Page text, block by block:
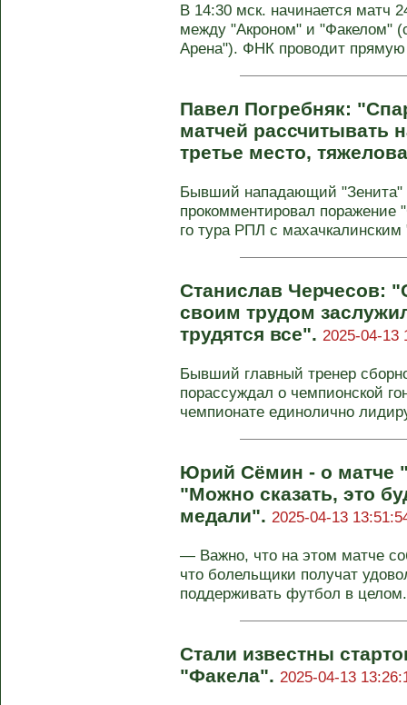
В 14:30 мск. начинается матч
между "Акроном" и "Факелом"
Арена"). ФНК проводит
Павел Погребняк:
матчей рассчитывать
третье место,
Бывший нападающий "Зенита"
прокомментировал
го тура РПЛ с
Станислав Черчесов:
своим трудом
трудятся все". 2025-04-13
Бывший главный тренер
порассуждал о чемпионской
чемпионате единолично
Юрий Сёмин - о матче
"Можно сказать, это
медали". 2025-04-13
— Важно, что на этом матче
что болельщики получат
поддерживать футбол в
Стали известны
"Факела". 2025-04-13